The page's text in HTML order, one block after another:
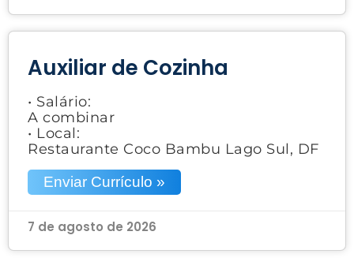
Auxiliar de Cozinha
• Salário:
A combinar
• Local:
Restaurante Coco Bambu Lago Sul, DF
Enviar Currículo »
7 de agosto de 2026